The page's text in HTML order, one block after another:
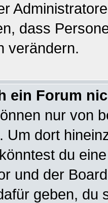
dass
verändern.
ein Forum
nur von
Um dort
du
und der
geben, du